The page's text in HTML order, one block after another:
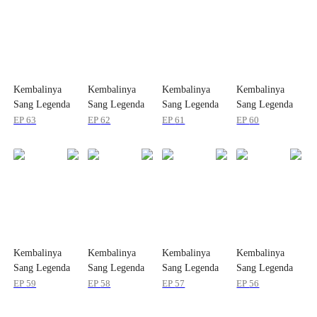
Kembalinya
Sang Legenda
EP63
Kembalinya
Sang Legenda
EP62
Kembalinya
Sang Legenda
EP61
Kembalinya
Sang Legenda
EP60
Kembalinya
Sang Legenda
EP59
Kembalinya
Sang Legenda
EP58
Kembalinya
Sang Legenda
EP57
Kembalinya
Sang Legenda
EP56